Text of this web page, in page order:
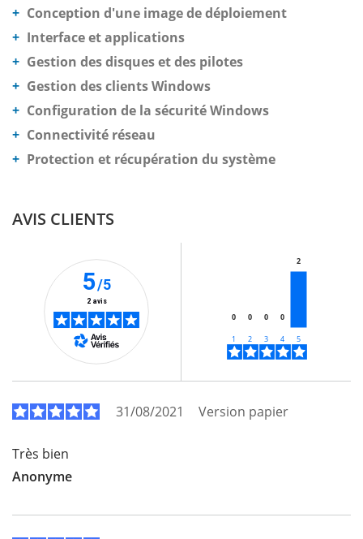
Conception d'une image de déploiement
Interface et applications
Gestion des disques et des pilotes
Gestion des clients Windows
Configuration de la sécurité Windows
Connectivité réseau
Protection et récupération du système
AVIS CLIENTS
5/5
2 avis
0 0 0 0
2
31/08/2021 Version papier
Très bien
Anonyme